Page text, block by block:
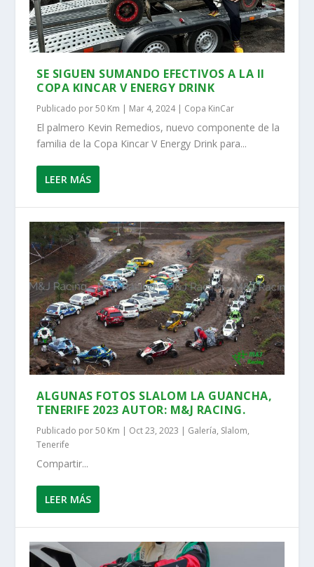
SE SIGUEN SUMANDO EFECTIVOS A LA II
COPA KINCAR V ENERGY DRINK
Publicado por50 Km | Mar 4, 2024| Copa KinCar
El palmero Kevin Remedios, nuevo componente de la
familia de la Copa Kincar V Energy Drink para...
LEER MÁS
ALGUNAS FOTOS SLALOM LA GUANCHA,
TENERIFE 2023 AUTOR: M&J RACING.
Publicado por50 Km | Oct 23, 2023 | Galería, Slalom,
Tenerife
Compartir...
LEER MÁS